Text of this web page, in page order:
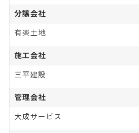
分譲会社
有楽土地
施工会社
三平建設
管理会社
大成サービス